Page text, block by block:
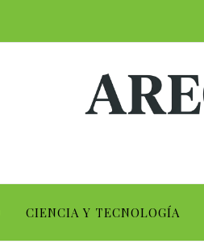
CIENCIA Y TECNOLOGÍA